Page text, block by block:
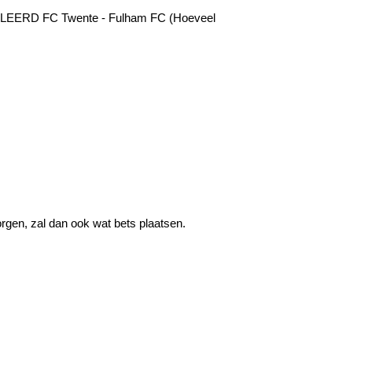
FC Twente - Fulham FC (Hoeveel
zal dan ook wat bets plaatsen.